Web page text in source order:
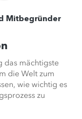
Mitbegründer
das mächtigste
die Welt zum
wie wichtig es
zu